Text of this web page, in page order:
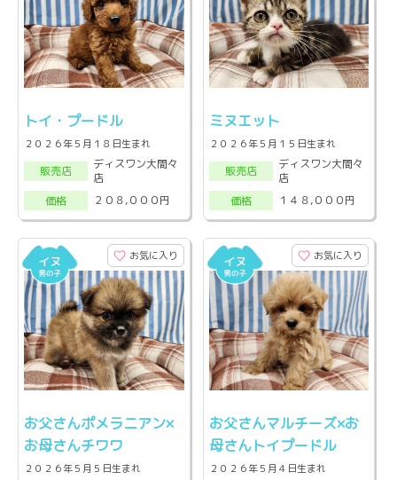
トイ・プードル
２０２６年５月１８日生まれ
販売店
ディスワン大間々
店
価格
２０８,０００円
ミヌエット
２０２６年５月１５日生まれ
販売店
ディスワン大間々
店
価格
１４８,０００円
お気に入り
お父さんポメラニアン×
お母さんチワワ
２０２６年５月５日生まれ
お気に入り
お父さんマルチーズ×お
母さんトイプードル
２０２６年５月４日生まれ